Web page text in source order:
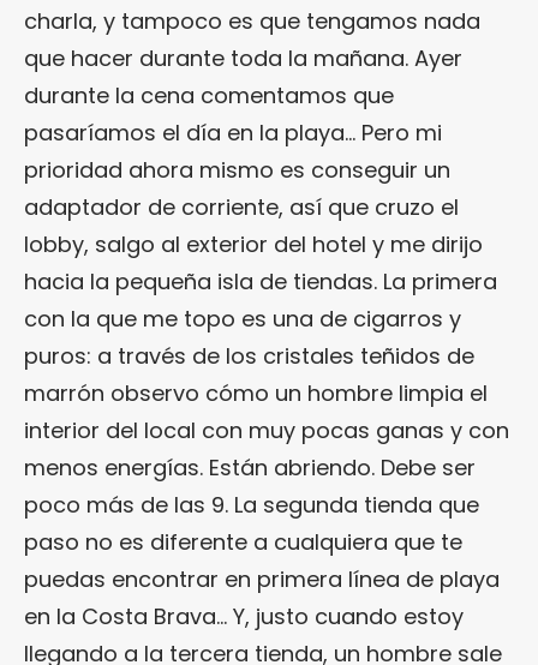
charla, y tampoco es que tengamos nada
que hacer durante toda la mañana. Ayer
durante la cena comentamos que
pasaríamos el día en la playa… Pero mi
prioridad ahora mismo es conseguir un
adaptador de corriente, así que cruzo el
lobby, salgo al exterior del hotel y me dirijo
hacia la pequeña isla de tiendas. La primera
con la que me topo es una de cigarros y
puros: a través de los cristales teñidos de
marrón observo cómo un hombre limpia el
interior del local con muy pocas ganas y con
menos energías. Están abriendo. Debe ser
poco más de las 9. La segunda tienda que
paso no es diferente a cualquiera que te
puedas encontrar en primera línea de playa
en la Costa Brava… Y, justo cuando estoy
llegando a la tercera tienda, un hombre sale